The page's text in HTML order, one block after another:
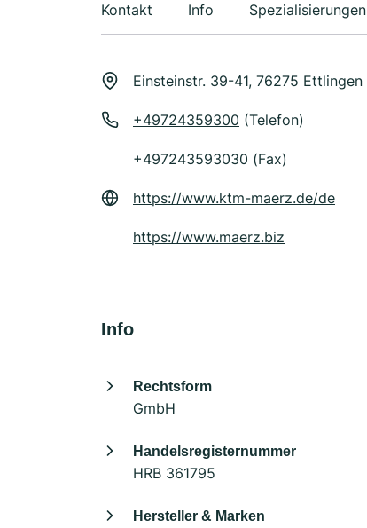
Kontakt Info Spezialisierungen
Einsteinstr. 39-41, 76275 Ettlingen
+49724359300 (Telefon)
+497243593030 (Fax)
https://www.ktm-maerz.de/de
https://www.maerz.biz
Info
Rechtsform
GmbH
Handelsregisternummer
HRB 361795
Hersteller & Marken